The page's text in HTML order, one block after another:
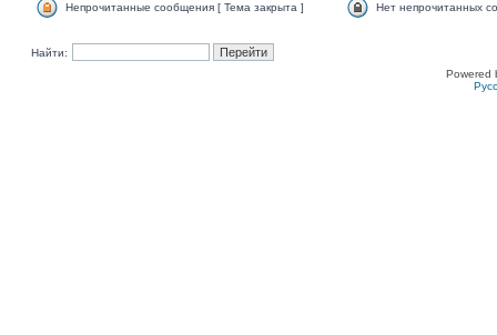
Непрочитанные сообщения [ Тема закрыта ] Нет непрочитанных
Найти:
Powered